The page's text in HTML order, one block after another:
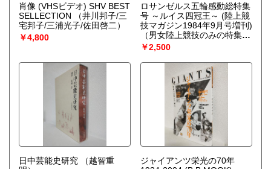
肖像 (VHSビデオ) SHV BEST
SELLECTION
（井川邦子/三
宅邦子/三浦光子/佐田啓二）
￥4,800
ロサンゼルス五輪感動総特集
号 ～ルイス四冠王～ (陸上競
技マガジン1984年9月号増刊)
（男女陸上競技のみの特集雑
誌）
￥2,500
日中芸能史研究
（越智重
ジャイアンツ栄光の70年